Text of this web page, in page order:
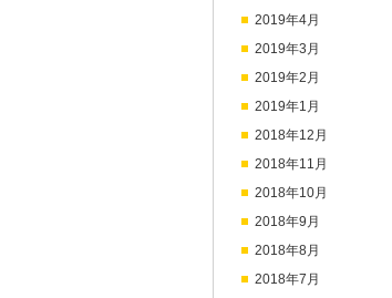
2019年4月
2019年3月
2019年2月
2019年1月
2018年12月
2018年11月
2018年10月
2018年9月
2018年8月
2018年7月